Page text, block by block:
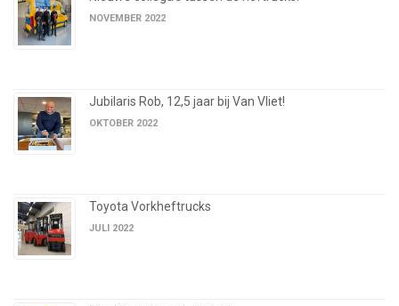
NOVEMBER 2022
Jubilaris Rob, 12,5 jaar bij Van Vliet!
OKTOBER 2022
Toyota Vorkheftrucks
JULI 2022